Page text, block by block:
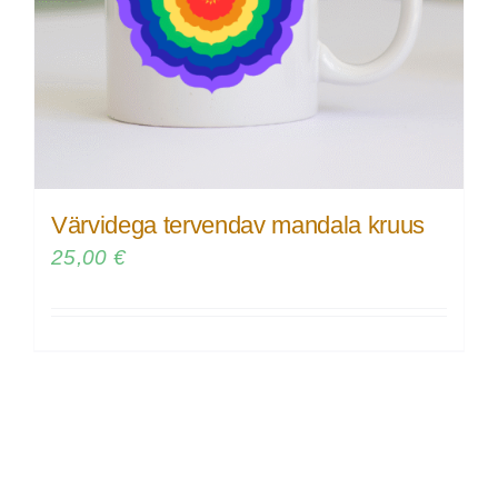
Värvidega tervendav mandala kruus
25,00 €